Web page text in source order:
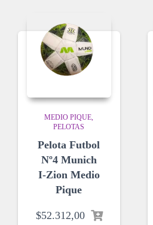
MEDIO PIQUE
PELOTAS
Pelota Futbol
Nº4 Munich
I-Zion Medio
Pique
$52.312,00